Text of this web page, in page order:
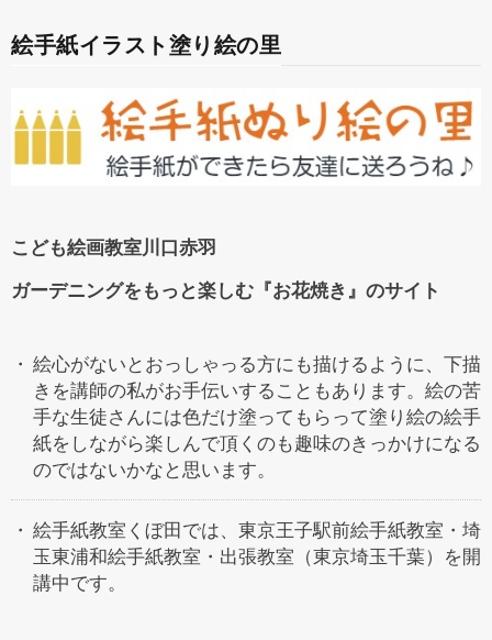
絵手紙イラスト塗り絵の里
こども絵画教室川口赤羽
ガーデニングをもっと楽しむ『お花焼き』のサイト
絵心がないとおっしゃっる方にも描けるように、下描
きを講師の私がお手伝いすることもあります。絵の苦
手な生徒さんには色だけ塗ってもらって塗り絵の絵手
紙をしながら楽しんで頂くのも趣味のきっかけになる
のではないかなと思います。
絵手紙教室くぼ田では、東京王子駅前絵手紙教室・埼
玉東浦和絵手紙教室・出張教室（東京埼玉千葉）を開
講中です。